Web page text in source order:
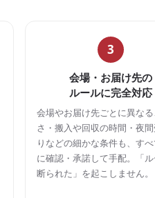
3
会場・お届け先の
ルールに完全対応
会場やお届け先ごとに異な
さ・搬入や回収の時間・夜間
りなどの細かな条件も、す
に確認・承諾して手配。「
断られた」を起こしません。